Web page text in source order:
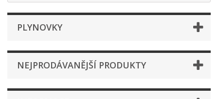
PLYNOVKY
NEJPRODÁVANĚJŠÍ PRODUKTY